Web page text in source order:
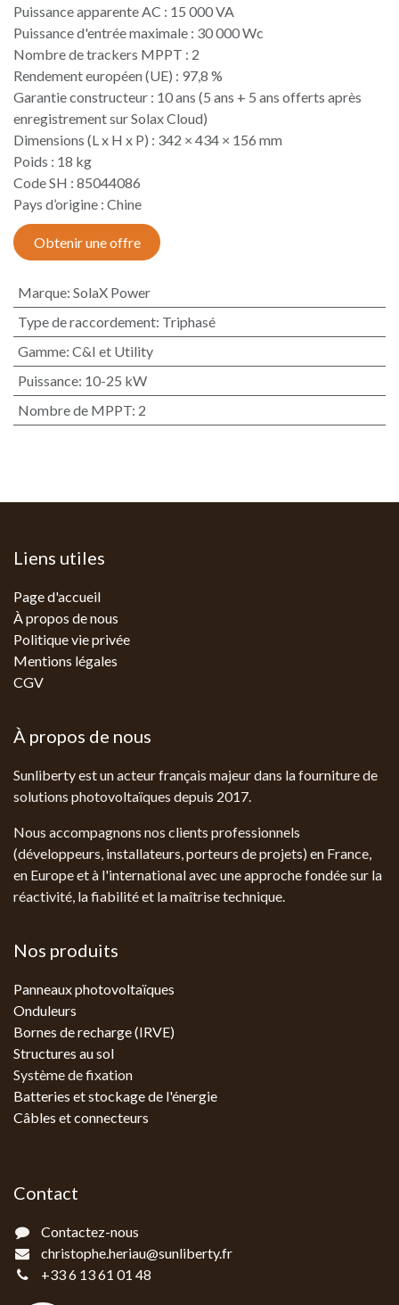
Puissance apparente AC : 15 000 VA
Puissance d'entrée maximale : 30 000 Wc
Nombre de trackers MPPT : 2
Rendement européen (UE) : 97,8 %
Garantie constructeur : 10 ans (5 ans + 5 ans offerts après
enregistrement sur Solax Cloud)
Dimensions (L x H x P) : 342 × 434 × 156 mm
Poids : 18 kg
Code SH : 85044086
Pays d’origine : Chine​
Obtenir une offre
Marque: SolaX Power
Type de raccordement: Triphasé
Gamme: C&I et Utility
Puissance: 10-25 kW
Nombre de MPPT: 2
Liens utiles
Page d'accueil
À propos de nous
Politique vie privée
Mentions légales
CGV
À propos de nous
Sunliberty est un acteur français majeur dans la fourniture de
solutions photovoltaïques depuis 2017.
Nous accompagnons nos clients professionnels
(développeurs, installateurs, porteurs de projets) en France,
en Europe et à l'international avec une approche fondée sur la
réactivité, la fiabilité et la maîtrise technique.
Nos produits
Panneaux photovoltaïques
Onduleurs
Bornes de recharge (IRVE)
Structures au sol
Système de fixation
Batteries et stockage de l'énergie
Câbles et connecteurs
Contact
Contactez-nous
christophe.heriau@sunliberty.fr
+33 6 13 61 01 48‬